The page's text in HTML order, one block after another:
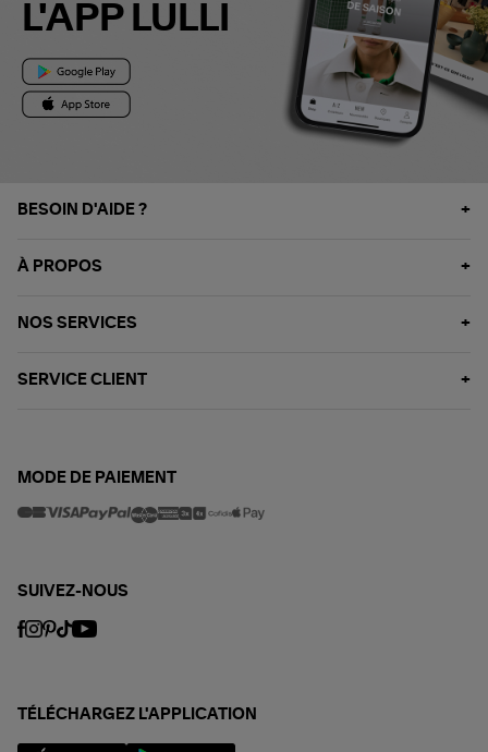
L'APP LULLI
BESOIN D'AIDE ?
À PROPOS
NOS SERVICES
SERVICE CLIENT
MODE DE PAIEMENT
SUIVEZ-NOUS
TÉLÉCHARGEZ L'APPLICATION